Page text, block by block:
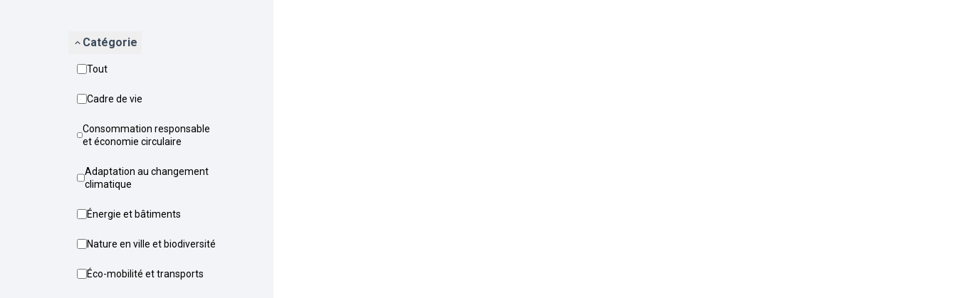
Catégorie
Tout
Cadre de vie
Consommation responsable
et économie circulaire
Adaptation au changement
climatique
Énergie et bâtiments
Nature en ville et biodiversité
Éco-mobilité et transports